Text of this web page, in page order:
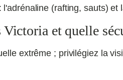
(rafting, sauts)
et quelle
extrême ; privilégiez la